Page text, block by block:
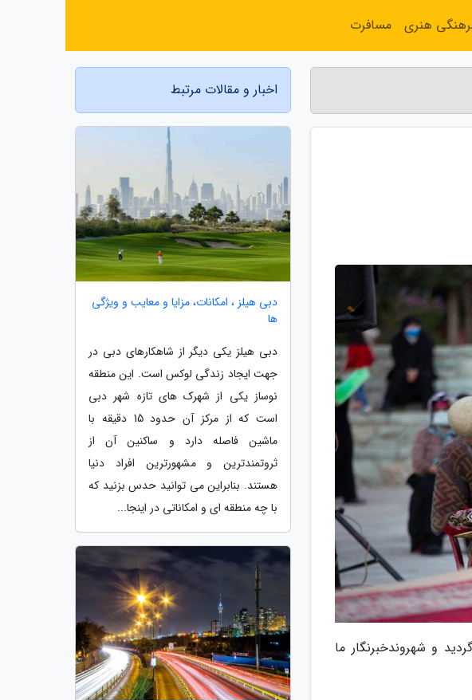
و شهروندخبرنگار ما
اخبار و مقالات مرتبط
دبی هیلز ، امکانات، مزایا و معایب و ویژگی
ها
دبی هیلز یکی دیگر از شاهکارهای دبی در
جهت ایجاد زندگی لوکس است. این منطقه
نوساز یکی از شهرک های تازه شهر دبی
است که از مرکز آن حدود 15 دقیقه با
ماشین فاصله دارد و ساکنین آن از
ثروتمندترین و مشهورترین افراد دنیا
هستند. بنابراین می توانید حدس بزنید که
با چه منطقه ای و امکاناتی در اینجا...
هنری مسافرت